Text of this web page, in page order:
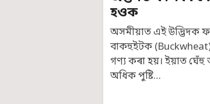
হওক
অসমীয়াত এই উদ্ভিদক
বাকহুইটক
গণ্য কৰা হয়। ইয়াত
অধিক পুষ্টি…